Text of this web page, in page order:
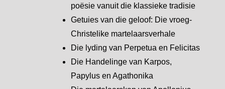
poësie vanuit die klassieke tradisie
Getuies van die geloof: Die vroeg-
Christelike martelaarsverhale
Die lyding van Perpetua en Felicitas
Die Handelinge van Karpos,
Papylus en Agathonika